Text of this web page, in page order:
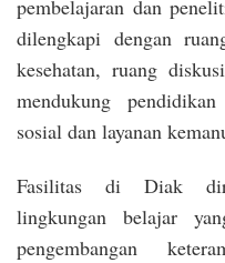
pembelajaran dan
dilengkapi dengan
kesehatan, ruang
mendukung
sosial dan layanan
Fasilitas di Diak
lingkungan belajar
pengembangan